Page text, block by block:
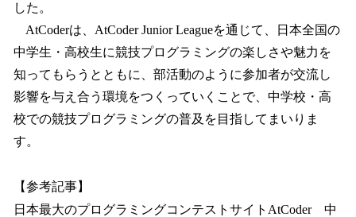
した。
AtCoderは、AtCoder Junior Leagueを通じて、日本全国の
中学生・高校生に競技プログラミングの楽しさや魅力を
知ってもらうとともに、部活動のように参加者が交流し
影響を与え合う環境をつくっていくことで、中学校・高
校での競技プログラミングの普及を目指してまいりま
す。
【参考記事】
日本最大のプログラミングコンテストサイトAtCoder 中